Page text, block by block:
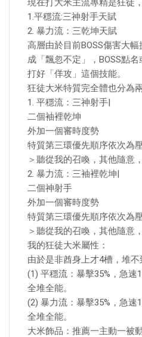
現在打大米主流專精是狂徒
1.平穩流:三神射手天賦
2. 暴力流：三乾坤天賦
高層由於目前BOSS傷害大
成「飄忽不定」，BOSS點
打好「佯攻」這個技能。
狂徒大米特質完全體也分為
1. 平穩流：三神射手|
二個袖裡乾坤
外加一個審時度勢
特質第三環優先順序依次為
＞聽從我的召喚，其他隨意
2. 暴力流：三袖裡乾坤|
二個神射手
外加一個審時度勢
特質第三環優先順序依次為
＞聽從我的召喚，其他隨意
我的狂徒大米屬性：
由於是非酋身上才4槽，堆不
(1) 平穩流：暴擊35%，急速
全堆全能。
(2) 暴力流：暴擊35%，急速
全堆全能。
大米飾品：推薦一主動一被